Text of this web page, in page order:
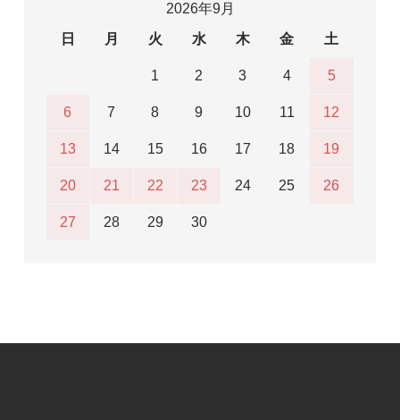
2026年9月
日
月 火 水 木 金 土
1 2 3 4 5
6 7 8 9 10 11 12
13 14 15 16 17 18 19
20 21 22 23 24 25 26
27 28 29 30